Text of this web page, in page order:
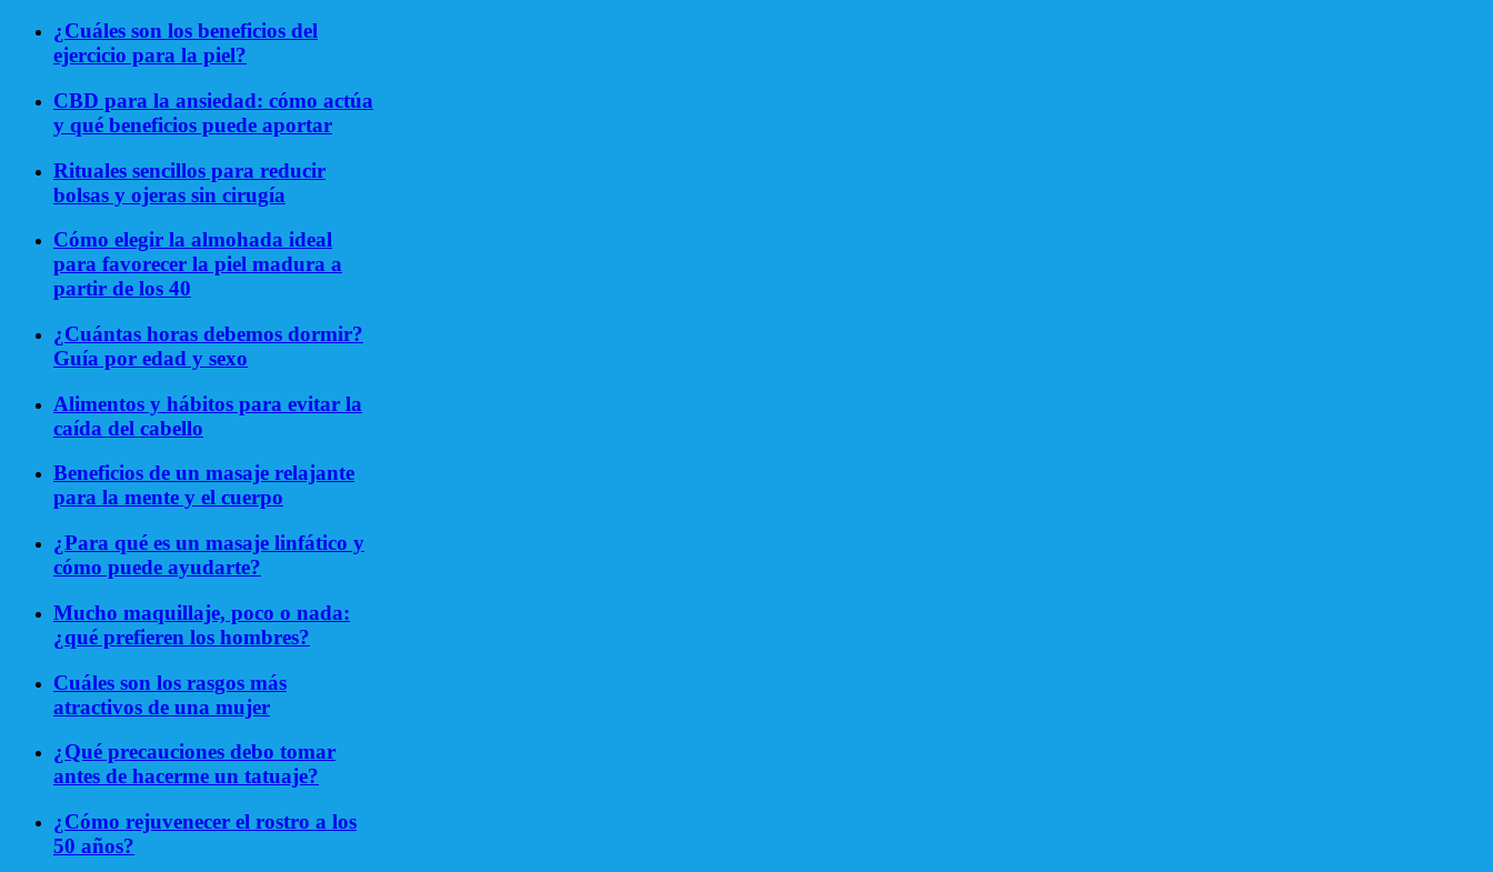
¿Cuáles son los beneficios del
ejercicio para la piel?
CBD para la ansiedad: cómo actúa
y qué beneficios puede aportar
Rituales sencillos para reducir
bolsas y ojeras sin cirugía
Cómo elegir la almohada ideal
para favorecer la piel madura a
partir de los 40
¿Cuántas horas debemos dormir?
Guía por edad y sexo
Alimentos y hábitos para evitar la
caída del cabello
Beneficios de un masaje relajante
para la mente y el cuerpo
¿Para qué es un masaje linfático y
cómo puede ayudarte?
Mucho maquillaje, poco o nada:
¿qué prefieren los hombres?
Cuáles son los rasgos más
atractivos de una mujer
¿Qué precauciones debo tomar
antes de hacerme un tatuaje?
¿Cómo rejuvenecer el rostro a los
50 años?